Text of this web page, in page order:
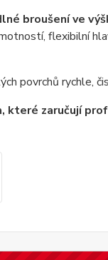
broušení ve
flexibilní
povrchů rychle,
které zaručují